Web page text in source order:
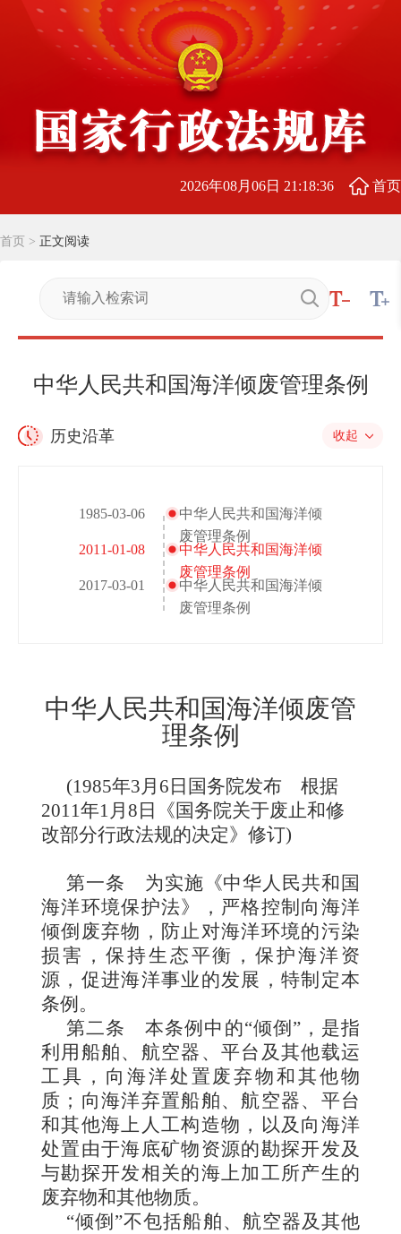
2026年08月06日 21:18:37 首页
首页 > 正文阅读
中华人民共和国海洋倾废管理条例
历史沿革 收起
1985-03-06
2011-01-08
2017-03-01
中华人民共和国海洋倾
废管理条例
中华人民共和国海洋倾
废管理条例
中华人民共和国海洋倾
废管理条例
中华人民共和国海洋倾废管
理条例
(1985年3月6日国务院发布 根据
2011年1月8日《国务院关于废止和修
改部分行政法规的决定》修订)
第一条 为实施《中华人民共和国
海洋环境保护法》，严格控制向海洋
倾倒废弃物，防止对海洋环境的污染
损害，保持生态平衡，保护海洋资
源，促进海洋事业的发展，特制定本
条例 。
第二条本条例 中的“倾倒”，是指
利用船舶、航空器、平台及其他载运
工具，向海洋处置废弃物和其他物
质；向海洋弃置船舶、航空器、平台
和其他海上人工构造物，以及向海洋
处置由于海底矿物资源的勘探开发及
与勘探开发相关的海上加工所产生的
废弃物和其他物质。
“倾倒”不包括船舶、航空器及其他